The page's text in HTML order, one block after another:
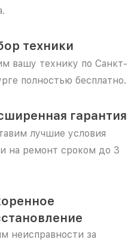
техники
вашу технику по Санкт-
полностью бесплатно.
гарантия
лучшие условия
на ремонт сроком до 3
неисправности за